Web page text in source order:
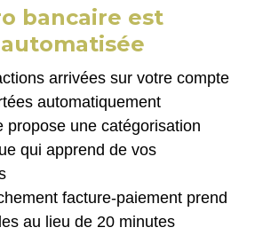
bancaire est
arrivées sur votre compte
automatiquement
propose une catégorisation
qui apprend de vos
facture-paiement prend
au lieu de 20 minutes